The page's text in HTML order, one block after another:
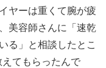
ヤーは重くて腕が疲
美容師さんに「速乾
る」と相談したとこ
てもらったんで